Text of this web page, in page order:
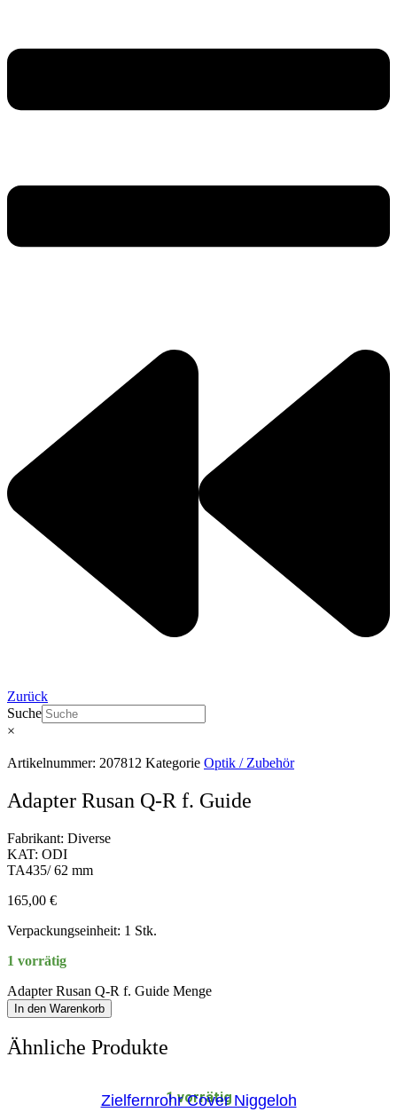
Zurück
Suche
×
Artikelnummer: 207812 Kategorie Optik / Zubehör
Adapter Rusan Q-R f. Guide
Fabrikant: Diverse
KAT: ODI
TA435/ 62 mm
165,00 €
Verpackungseinheit: 1 Stk.
1 vorrätig
Adapter Rusan Q-R f. Guide Menge
In den Warenkorb
Ähnliche Produkte
1 vorrätig
Zielfernrohr Cover Niggeloh